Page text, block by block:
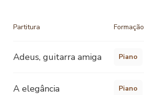
Partitura Formação
Adeus, guitarra amiga Piano
A elegância Piano